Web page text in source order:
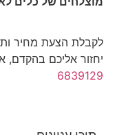
לקבלת הצעת מחיר
יחזור אליכם בהקדם,
6839129